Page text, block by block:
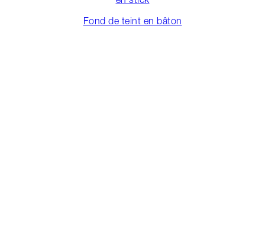
Fond de teint en bâton